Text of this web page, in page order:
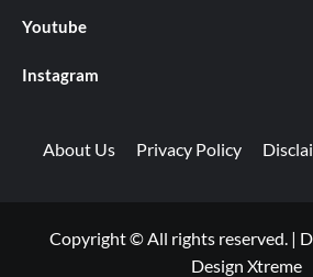
Youtube
Instagram
About Us Privacy Policy
Copyright © All rights reserved. |
Design Xtreme